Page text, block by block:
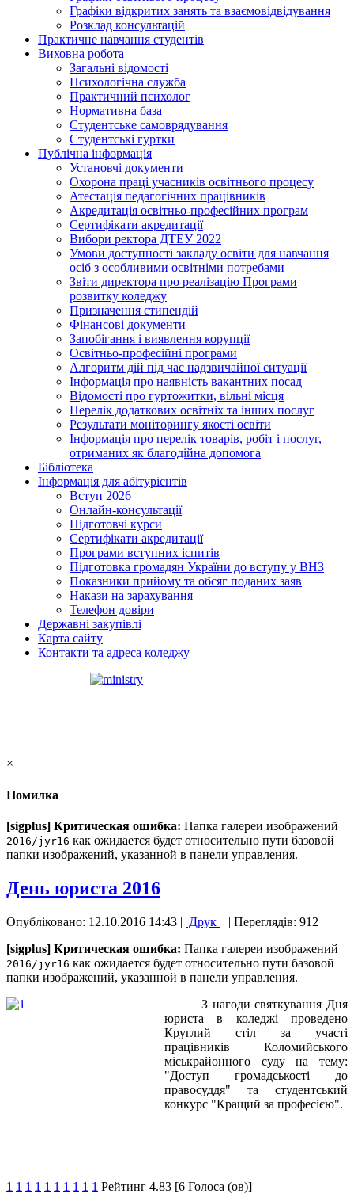
Графіки відкритих занять та взаємовідвідування
Розклад консультацій
Практичне навчання студентів
Виховна робота
Загальні відомості
Психологічна служба
Практичний психолог
Нормативна база
Студентське самоврядування
Студентські гуртки
Публічна інформація
Установчі документи
Охорона праці учасників освітнього процесу
Атестація педагогічних працівників
Акредитація освітньо-професійних програм
Сертифікати акредитації
Вибори ректора ДТЕУ 2022
Умови доступності закладу освіти для навчання
осіб з особливими освітніми потребами
Звіти директора про реалізацію Програми
розвитку коледжу
Призначення стипендій
Фінансові документи
Запобігання і виявлення корупції
Освітньо-професійні програми
Алгоритм дій під час надзвичайної ситуації
Інформація про наявність вакантних посад
Відомості про гуртожитки, вільні місця
Перелік додаткових освітніх та інших послуг
Результати моніторингу якості освіти
Інформація про перелік товарів, робіт і послуг,
отриманих як благодійна допомога
Бібліотека
Інформація для абітурієнтів
Вступ 2026
Онлайн-консультації
Підготовчі курси
Сертифікати акредитації
Програми вступних іспитів
Підготовка громадян України до вступу у ВНЗ
Показники прийому та обсяг поданих заяв
Накази на зарахування
Телефон довіри
Державні закупівлі
Карта сайту
Контакти та адреса коледжу
×
Помилка
[sigplus] Критическая ошибка: Папка галереи изображений
2016/jyr16 как ожидается будет относительно пути базовой
папки изображений, указанной в панели управления.
День юриста 2016
Опубліковано: 12.10.2016 14:43 | Друк | | Переглядів: 912
[sigplus] Критическая ошибка: Папка галереи изображений
2016/jyr16 как ожидается будет относительно пути базовой
папки изображений, указанной в панели управления.
З нагоди святкування Дня
юриста в коледжі проведено
Круглий стіл за участі
працівників Коломийського
міськрайонного суду на тему:
"Доступ громадськості до
правосуддя" та студентський
конкурс "Кращий за професією".
1 1 1 1 1 1 1 1 1 1 Рейтинг 4.83 [6 Голоса (ов)]